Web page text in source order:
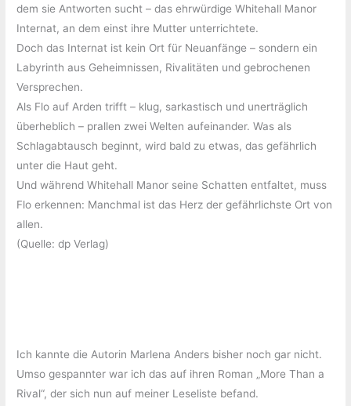
dem sie Antworten sucht – das ehrwürdige Whitehall Manor
Internat, an dem einst ihre Mutter unterrichtete.
Doch das Internat ist kein Ort für Neuanfänge – sondern ein
Labyrinth aus Geheimnissen, Rivalitäten und gebrochenen
Versprechen.
Als Flo auf Arden trifft – klug, sarkastisch und unerträglich
überheblich – prallen zwei Welten aufeinander. Was als
Schlagabtausch beginnt, wird bald zu etwas, das gefährlich
unter die Haut geht.
Und während Whitehall Manor seine Schatten entfaltet, muss
Flo erkennen: Manchmal ist das Herz der gefährlichste Ort von
allen.
(Quelle: dp Verlag)
Ich kannte die Autorin Marlena Anders bisher noch gar nicht.
Umso gespannter war ich das auf ihren Roman „More Than a
Rival“, der sich nun auf meiner Leseliste befand.